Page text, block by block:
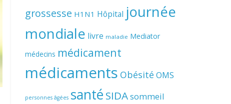
grossesse H1N1 Hôpital journée
mondiale livre maladie Mediator
médecins médicament
médicaments Obésité OMS
personnes âgées santé SIDAsommeil